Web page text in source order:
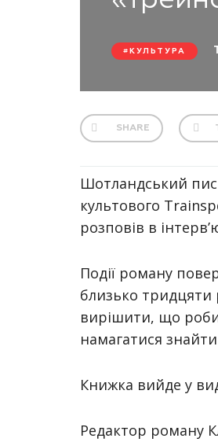
КУЛЬТУРА
SHARE
Шотландський
культового
розповів в
Події роману
близько тридцяти
вирішити, що
намагатися
Книжка вийде у
Редактор роману